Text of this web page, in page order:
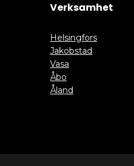
Verksamhet
Helsingfors
Jakobstad
Vasa
Åbo
Åland